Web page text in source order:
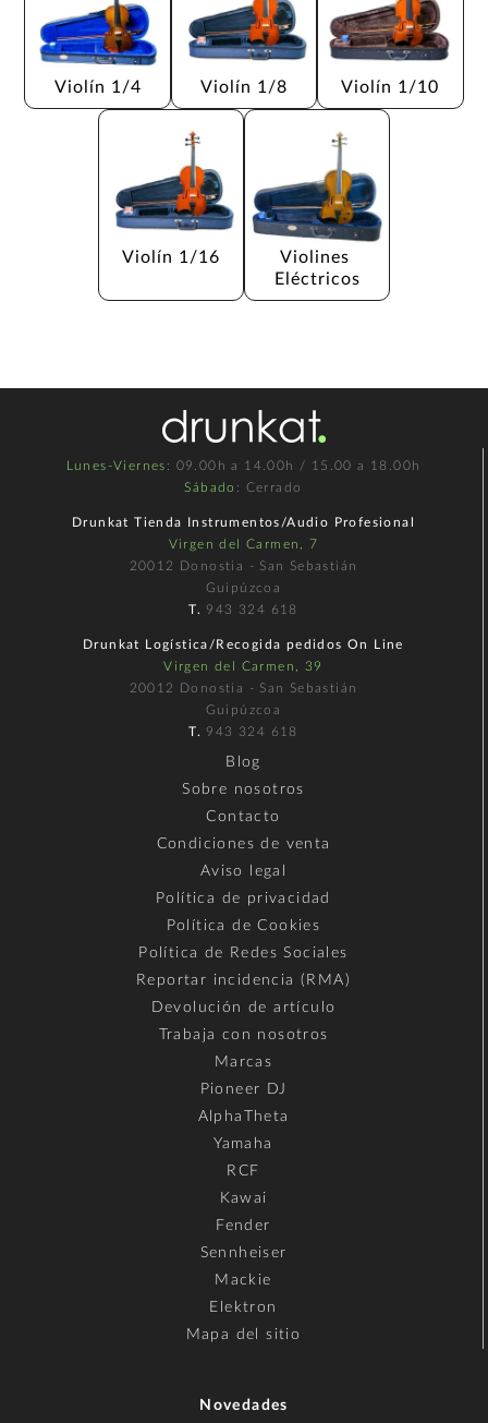
Violín 1/4 Violín 1/8 Violín 1/10
Violín 1/16
Violines
Eléctricos
Lunes-Viernes : 09.00h a 14.00h / 15.00 a 18.00h
Sábado : Cerrado
Drunkat Tienda Instrumentos/Audio Profesional
Virgen del Carmen, 7
20012 Donostia - San Sebastián
Guipúzcoa
T. 943 324 618
Drunkat Logística/Recogida pedidos On Line
Virgen del Carmen, 39
20012 Donostia - San Sebastián
Guipúzcoa
T. 943 324 618
Blog
Sobre nosotros
Contacto
Condiciones de venta
Aviso legal
Política de privacidad
Política de Cookies
Política de Redes Sociales
Reportar incidencia (RMA)
Devolución de artículo
Trabaja con nosotros
Marcas
Pioneer DJ
AlphaTheta
Yamaha
RCF
Kawai
Fender
Sennheiser
Mackie
Elektron
Mapa del sitio
Novedades